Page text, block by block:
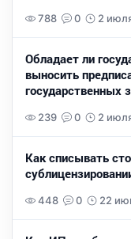
788 0 2
Обладает ли
выносить
государственных
239 0 2
Как списывать
448 0 22